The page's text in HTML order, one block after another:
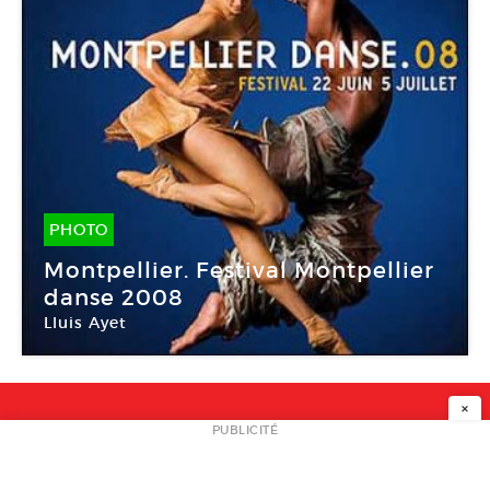
PHOTO
22 Juin -05 Juil 2008
Montpellier. Festival Montpellier
danse 2008
Lluis Ayet
NEWSLETTER
×
PUBLICITÉ